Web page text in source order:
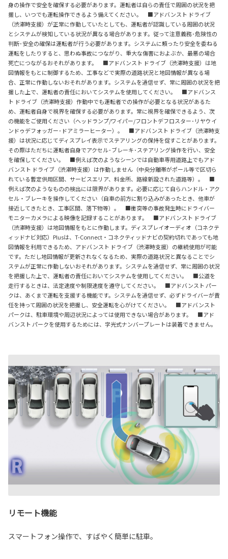
身の操作で安全を確保する必要があります。運転者は自らの責任で周囲の状況を把
握し、いつでも運転操作できるよう備えてください。 ■アドバンスト ドライブ
（渋滞時支援）が正常に作動していたとしても、運転者が認識している周囲の状況
とシステムが検知している状況が異なる場合があります。従って注意義務･危険性の
判断･安全の確保は運転者が行う必要があります。システムに頼ったり安全を委ねる
運転をしたりすると、思わぬ事故につながり、重大な傷害におよぶか、最悪の場合
死亡につながるおそれがあります。 ■アドバンスト ドライブ（渋滞時支援）は地
図情報をもとに制御するため、工事などで実際の道路状況と地図情報が異なる場
合、正常に作動しないおそれがあります。システムを過信せず、常に周囲の状況を把
握した上で、運転者の責任においてシステムを使用してください。 ■アドバンス
ト ドライブ（渋滞時支援）作動中でも運転者での操作が必要となる状況があるた
め、運転者自身で視界を確保する必要があります。常に視界を確保できるよう、次
の機能をご使用ください（ヘッドランプ/ワイパー/フロントデフロスター･リヤウイ
ンドゥデフォッガー･ドアミラーヒーター）。 ■アドバンスト ドライブ（渋滞時支
援）は状況に応じてディスプレイ表示でステアリングの保持を促すことがあります。
その際はただちに運転者自身でアクセル･ブレーキ･ステアリング操作を行い、安全
を確保してください。 ■例えば次のようなシーンでは自動車専用道路上でもアド
バンスト ドライブ（渋滞時支援）は作動しません（中央分離帯がポール等で区切ら
れている暫定供用区間、サービスエリア、料金所、路線新設された道路等）。 ■
例えば次のようなものの検出には限界があります。必要に応じて自らハンドル・アク
セル・ブレーキを操作してください（自車の前方に割り込みがあったとき、他車が
接近してきたとき、工事区間、落下物等）。 ■衝突等の事故発生時にドライバー
モニターカメラによる映像を記録することがあります。 ■アドバンスト ドライブ
（渋滞時支援）は地図情報をもとに作動します。ディスプレイオーディオ（コネクテ
ィッドナビ対応）Plusは、T-Connect・コネクティッドナビの契約切れであっても地
図情報を利用できるため、アドバンスト ドライブ（渋滞時支援）の継続使用が可能
です。ただし地図情報が更新されなくなるため、実際の道路状況と異なることでシ
ステムが正常に作動しないおそれがあります。システムを過信せず、常に周囲の状況
を把握した上で、運転者の責任においてシステムを使用してください。 ■公道を
走行するときは、法定速度や制限速度を遵守してください。 ■アドバンスト パー
クは、あくまで運転を支援する機能です。システムを過信せず、必ずドライバーが責
任を持って周囲の状況を把握し、安全運転を心がけてください。 ■アドバンスト
パークは、駐車環境や周辺状況によっては使用できない場合があります。 ■アド
バンスト パークを使用するためには、字光式ナンバープレートは装着できません。
リモート機能
スマートフォン操作で、すばやく簡単に駐車。